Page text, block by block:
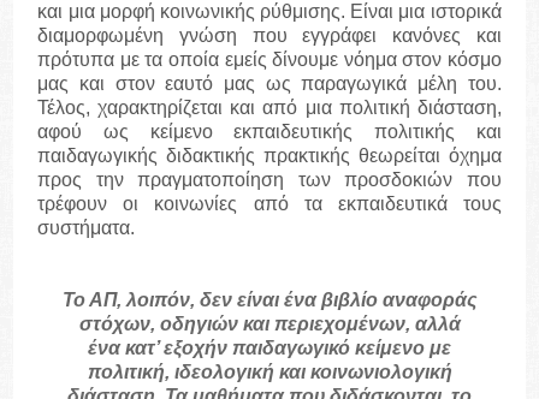
και μια μορφή κοινωνικής ρύθμισης. Είναι μια ιστορικά
διαμορφωμένη γνώση που εγγράφει κανόνες και
πρότυπα με τα οποία εμείς δίνουμε νόημα στον κόσμο
μας και στον εαυτό μας ως παραγωγικά μέλη του.
Τέλος, χαρακτηρίζεται και από μια πολιτική διάσταση,
αφού ως κείμενο εκπαιδευτικής πολιτικής και
παιδαγωγικής διδακτικής πρακτικής θεωρείται όχημα
προς την πραγματοποίηση των προσδοκιών που
τρέφουν οι κοινωνίες από τα εκπαιδευτικά τους
συστήματα.
Το ΑΠ, λοιπόν, δεν είναι ένα βιβλίο αναφοράς
στόχων, οδηγιών και περιεχομένων, αλλά
ένα κατ’ εξοχήν παιδαγωγικό κείμενο με
πολιτική, ιδεολογική και κοινωνιολογική